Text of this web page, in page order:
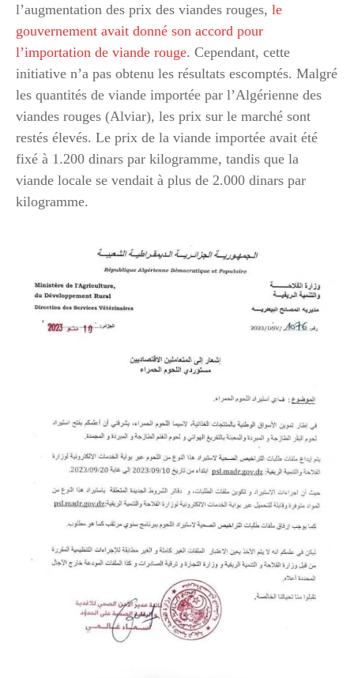
l’augmentation des prix des viandes rouges, le
gouvernement avait donné son accord pour
l’importation de viande rouge. Cependant, cette
initiative n’a pas obtenu les résultats escomptés. Malgré
les quantités de viande importée par l’Algérienne des
viandes rouges (Alviar), les prix sur le marché sont
restés élevés. Le prix de la viande importée avait été
fixé à 1.200 dinars par kilogramme, tandis que la
viande locale se vendait à plus de 2.000 dinars par
kilogramme.